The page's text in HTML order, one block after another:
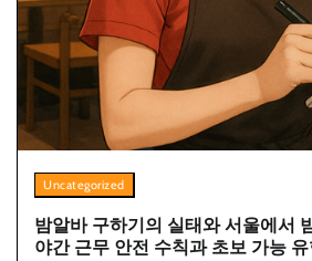
Uncategorized
밤알바 구하기의 실태와 서울에서
야간 근무 안전 수칙과 초보 가능